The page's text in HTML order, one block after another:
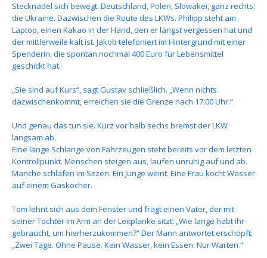
Stecknadel sich bewegt. Deutschland, Polen, Slowakei, ganz rechts:
die Ukraine. Dazwischen die Route des LKWs. Philipp steht am
Laptop, einen Kakao in der Hand, den er längst vergessen hat und
der mittlerweile kalt ist. Jakob telefoniert im Hintergrund mit einer
Spenderin, die spontan nochmal 400 Euro für Lebensmittel
geschickt hat.
„Sie sind auf Kurs“, sagt Gustav schließlich. „Wenn nichts
dazwischenkommt, erreichen sie die Grenze nach 17:00 Uhr.“
Und genau das tun sie. Kurz vor halb sechs bremst der LKW
langsam ab.
Eine lange Schlange von Fahrzeugen steht bereits vor dem letzten
Kontrollpunkt. Menschen steigen aus, laufen unruhig auf und ab.
Manche schlafen im Sitzen. Ein Junge weint. Eine Frau kocht Wasser
auf einem Gaskocher.
Tom lehnt sich aus dem Fenster und fragt einen Vater, der mit
seiner Tochter im Arm an der Leitplanke sitzt: „Wie lange habt ihr
gebraucht, um hierherzukommen?“ Der Mann antwortet erschöpft:
„Zwei Tage. Ohne Pause. Kein Wasser, kein Essen. Nur Warten.“